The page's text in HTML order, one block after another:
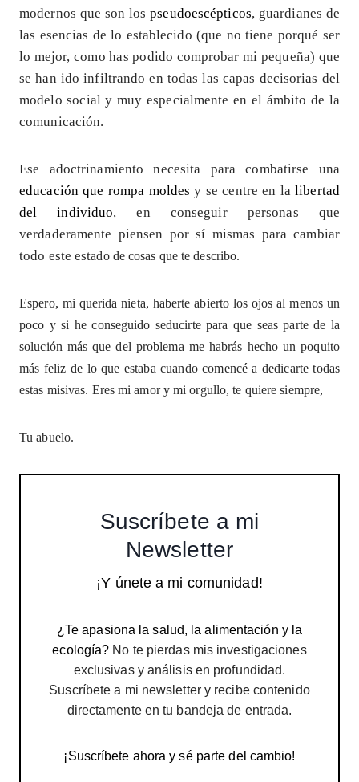
modernos que son lospseudoescépticos, guardianes de
las esencias de lo establecido (que no tiene porqué ser
lo mejor, como has podido comprobar mi pequeña) que
se han ido infiltrando en todas las capas decisorias del
modelo social y muy especialmente en el ámbito de la
comunicación.
Ese adoctrinamiento necesita para combatirse una
educación que rompa moldes y se centre en lalibertad
del individuo, en conseguir personas que
verdaderamente piensen por sí mismas para cambiar
todo este estado de cosas que te describo.
Espero, mi querida nieta, haberte abierto los ojos al menos un
poco y si he conseguido seducirte para que seas parte de la
solución más que del problema me habrás hecho un poquito
más feliz de lo que estaba cuando comencé a dedicarte todas
estas misivas. Eres mi amor y mi orgullo, te quiere siempre,
Tu abuelo.
Suscríbete a mi
Newsletter
¡Y únete a mi comunidad!
¿Te apasiona la salud, la alimentación y la
ecología? No te pierdas mis investigaciones
exclusivas y análisis en profundidad.
Suscríbete a mi newsletter y recibe contenido
directamente en tu bandeja de entrada.
¡Suscríbete ahora y sé parte del cambio!